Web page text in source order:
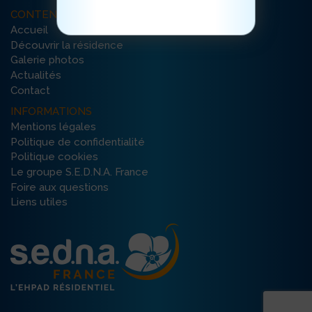
CONTENU DU SITE
Accueil
Découvrir la résidence
Galerie photos
Actualités
Contact
INFORMATIONS
Mentions légales
Politique de confidentialité
Politique cookies
Le groupe S.E.D.N.A. France
Foire aux questions
Liens utiles